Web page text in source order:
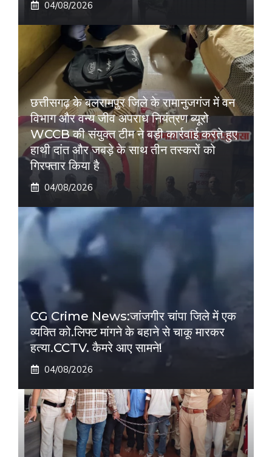
04/08/2026
छत्तीसगढ़ के बलरामपुर जिले के रामानुजगंज में वन
विभाग और वन्य जीव अपराध नियंत्रण ब्यूरो
WCCB की संयुक्त टीम ने बड़ी कार्रवाई करते हुए
हाथी दांत और जबड़े के साथ तीन तस्करों को
गिरफ्तार किया है
04/08/2026
CG Crime News:जांजगीर चांपा जिले में एक
व्यक्ति को.लिफ्ट मांगने के बहाने से चाकू मारकर
हत्या.CCTV. कैमरे आए सामने!
04/08/2026